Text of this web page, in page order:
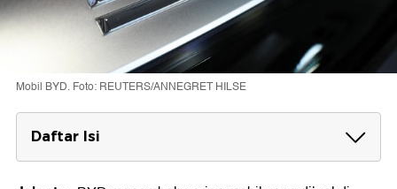
Mobil BYD. Foto: REUTERS/ANNEGRET HILSE
Daftar Isi
Harga Mobil BYD Terbaru Mei 2026